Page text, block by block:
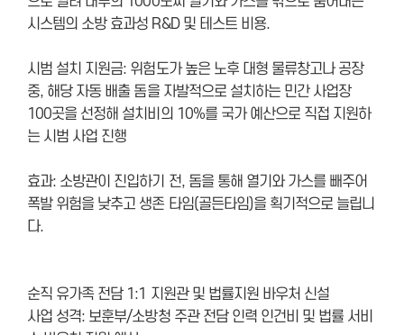
시스템의 소방 효과성 R&D 및 테스트 비용.
시범 설치 지원금: 위험도가 높은 노후 대형 물류창고나 공장
중, 해당 자동 배출 돔을 자발적으로 설치하는 민간 사업장
100곳을 선정해 설치비의 10%를 국가 예산으로 직접 지원하
는 시범 사업 진행
효과: 소방관이 진입하기 전, 돔을 통해 열기와 가스를 빼주어
폭발 위험을 낮추고 생존 타임(골든타임)을 획기적으로 늘립니
다.
순직 유가족 전담 1:1 지원관 및 법률지원 바우처 신설
사업 성격: 보훈부/소방청 주관 전담 인력 인건비 및 법률 서비